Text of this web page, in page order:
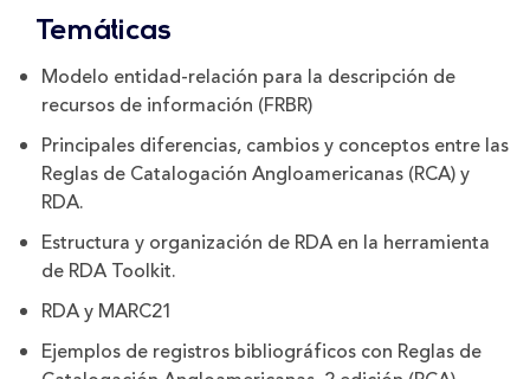
Temáticas
Modelo entidad-relación para la descripción de
recursos de información (FRBR)
Principales diferencias, cambios y conceptos entre las
Reglas de Catalogación Angloamericanas (RCA) y
RDA.
Estructura y organización de RDA en la herramienta
de RDA Toolkit.
RDA y MARC21
Ejemplos de registros bibliográficos con Reglas de